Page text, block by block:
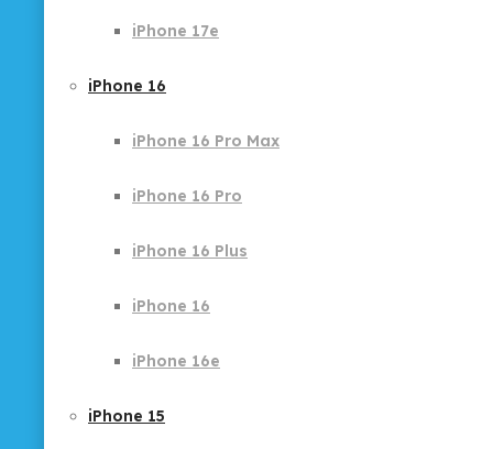
iPhone 17e
iPhone 16
iPhone 16 Pro Max
iPhone 16 Pro
iPhone 16 Plus
iPhone 16
iPhone 16e
iPhone 15